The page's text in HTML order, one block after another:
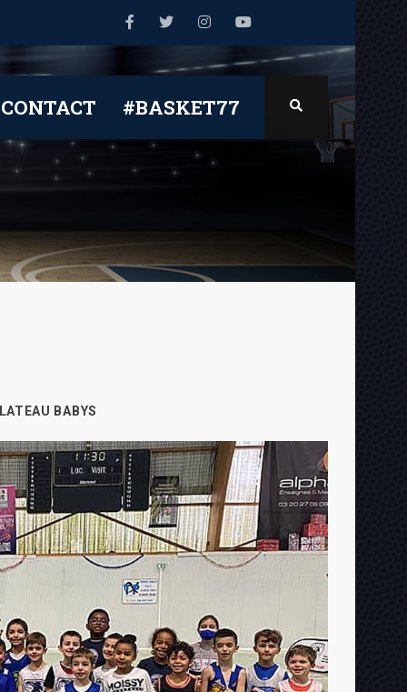
CONTACT #BASKET77
BABYS